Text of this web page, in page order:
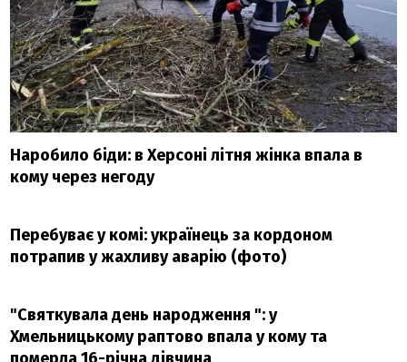
Наробило біди: в Херсоні літня жінка впала в
кому через негоду
Перебуває у комі: українець за кордоном
потрапив у жахливу аварію (фото)
"Святкувала день народження ": у
Хмельницькому раптово впала у кому та
померла 16-річна дівчина